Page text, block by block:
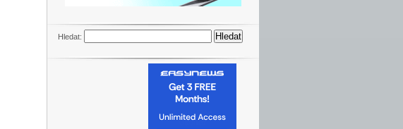
Hledat: